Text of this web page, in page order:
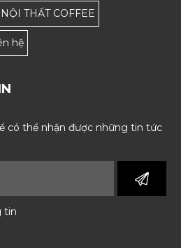
NỘI THẤT COFFEE
hệ
có thể nhận được những tin tức
tin